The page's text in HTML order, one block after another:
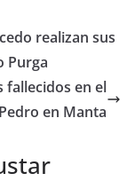
e
dI
n
p
tir
realizan sus
Purga
fallecidos en el
en Manta